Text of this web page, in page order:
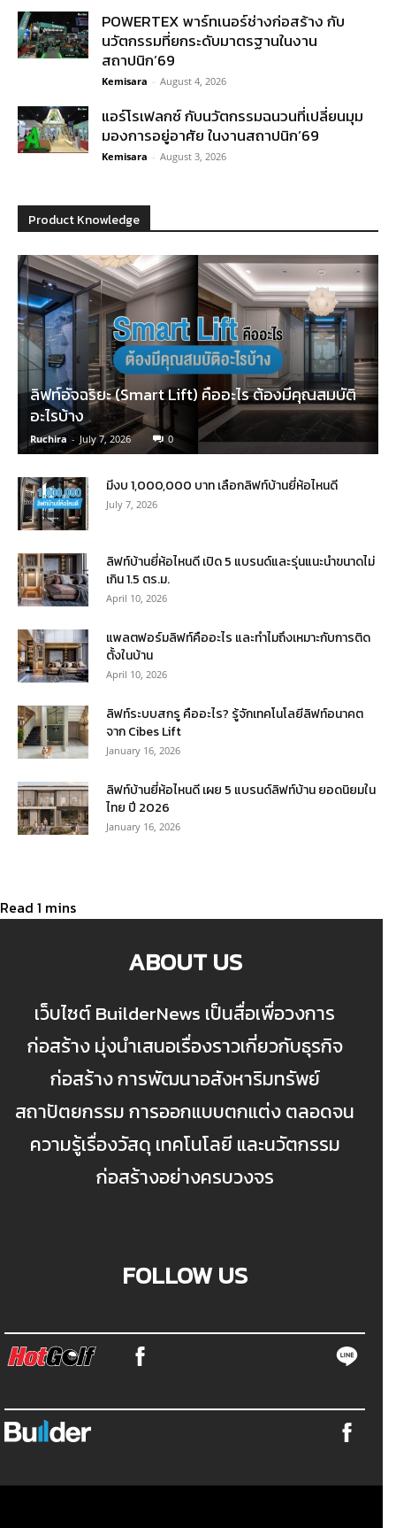
POWERTEX พาร์ทเนอร์ช่างก่อสร้าง กับ
นวัตกรรมที่ยกระดับมาตรฐานในงาน
สถาปนิก’69
Kemisara - August 4, 2026
แอร์โรเฟลกซ์ กับนวัตกรรมฉนวนที่เปลี่ยนมุม
มองการอยู่อาศัย ในงานสถาปนิก’69
Kemisara - August 3, 2026
Product Knowledge
ลิฟท์อัจฉริยะ (Smart Lift) คืออะไร ต้องมีคุณสมบัติ
อะไรบ้าง
Ruchira - July 7, 2026 0
มีงบ 1,000,000 บาท เลือกลิฟท์บ้านยี่ห้อไหนดี
July 7, 2026
ลิฟท์บ้านยี่ห้อไหนดี เปิด 5 แบรนด์และรุ่นแนะนำขนาดไม่
เกิน 1.5 ตร.ม.
April 10, 2026
แพลตฟอร์มลิฟท์คืออะไร และทำไมถึงเหมาะกับการติด
ตั้งในบ้าน
April 10, 2026
ลิฟท์ระบบสกรู คืออะไร? รู้จักเทคโนโลยีลิฟท์อนาคต
จาก Cibes Lift
January 16, 2026
ลิฟท์บ้านยี่ห้อไหนดี เผย 5 แบรนด์ลิฟท์บ้าน ยอดนิยมใน
ไทย ปี 2026
January 16, 2026
ABOUT US
เว็บไซต์ BuilderNews เป็นสื่อเพื่อวงการ
ก่อสร้าง มุ่งนำเสนอเรื่องราวเกี่ยวกับธุรกิจ
ก่อสร้าง การพัฒนาอสังหาริมทรัพย์
สถาปัตยกรรม การออกแบบตกแต่ง ตลอดจน
ความรู้เรื่องวัสดุ เทคโนโลยี และนวัตกรรม
ก่อสร้างอย่างครบวงจร
FOLLOW US